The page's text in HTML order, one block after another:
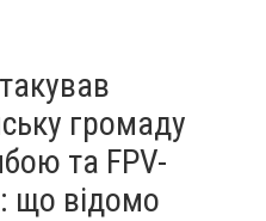
громаду
та FPV-
що відомо